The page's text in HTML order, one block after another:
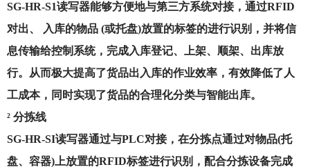
SG-HR-S1读写器能够方便地与第三方系统对接，通过RFID
对出、 入库的物品 (或托盘)放置的标签的进行识别，并将信
息传输给控制系统，完成入库登记、上架、顺架、出库放
行。从而极大提高了货品出入库的作业效率，有效降低了人
工成本，同时实现了货品的合理化分类与智能出库。
² 分拣线
SG-HR-SI读写器通过与PLC对接，在分拣点通过对物品(托
盘、容器)上放置的RFID标签进行识别，配合分拣设备完成